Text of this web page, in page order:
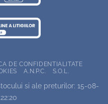
DE CONFIDENTIALITATE
A.N.P.C. S.O.L.
si ale preturilor: 15-08-